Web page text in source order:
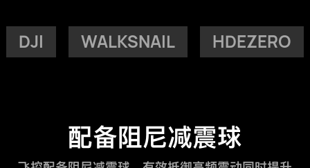
DJI WALKSNAIL HDEZERO
配备阻尼减震球